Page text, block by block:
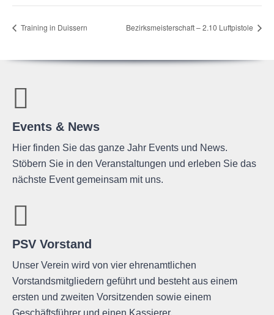
Trai­ning in Duissern Bezirks­meis­ter­schaft – 2.10 Luftpistole
Events & News
Hier finden Sie das ganze Jahr Events und News.
Stöbern Sie in den Veranstaltungen und erleben Sie das
nächste Event gemeinsam mit uns.
PSV Vorstand
Unser Verein wird von vier ehrenamtlichen
Vorstandsmitgliedern geführt und besteht aus einem
ersten und zweiten Vorsitzenden sowie einem
Geschäftsführer und einen Kassierer.